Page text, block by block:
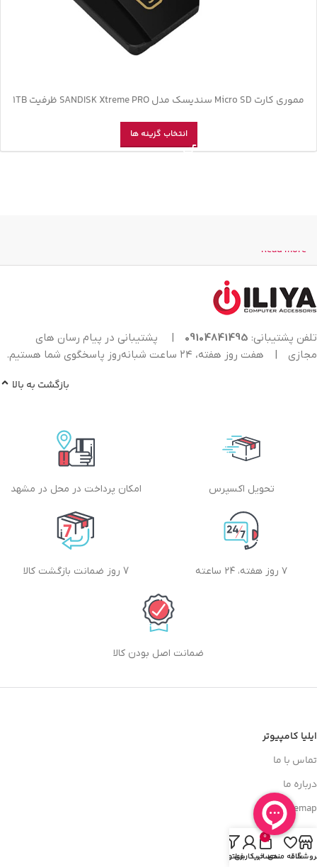
مموری کارت Micro SD سندیسک مدل SANDISK Xtreme PRO ظرفیت 1TB
انتخاب گزینه ها
Read more
تلفن پشتیبانی: 09104841495
|
پشتیبانی در پیام رسان های
مجازی
| هفت روز هفته، ۲۴ ساعت شبانه‌روز پاسخگوی شما هستیم.
بازگشت به بالا
تحویل اکسپرس امکان پرداخت در محل در مشهد
۷ روز هفته، ۲۴ ساعته 7 روز ضمانت بازگشت کالا
ضمانت اصل بودن کالا
ایلیا کامپیوتر
تماس با ما
درباره ما
sitemap
با ایلیا کامپیوتر
علاقه مندی
0
سبد خرید
حساب کاربری من
فیلترها